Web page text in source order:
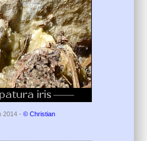
2014 - © Christian